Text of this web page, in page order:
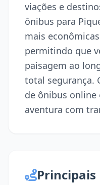
viações e
ônibus para
mais
permitindo que
paisagem ao
total segurança.
de ônibus online
aventura com
Principais